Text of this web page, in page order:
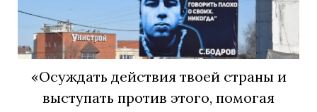
«Осуждать действия твоей страны и
выступать против этого, помогая